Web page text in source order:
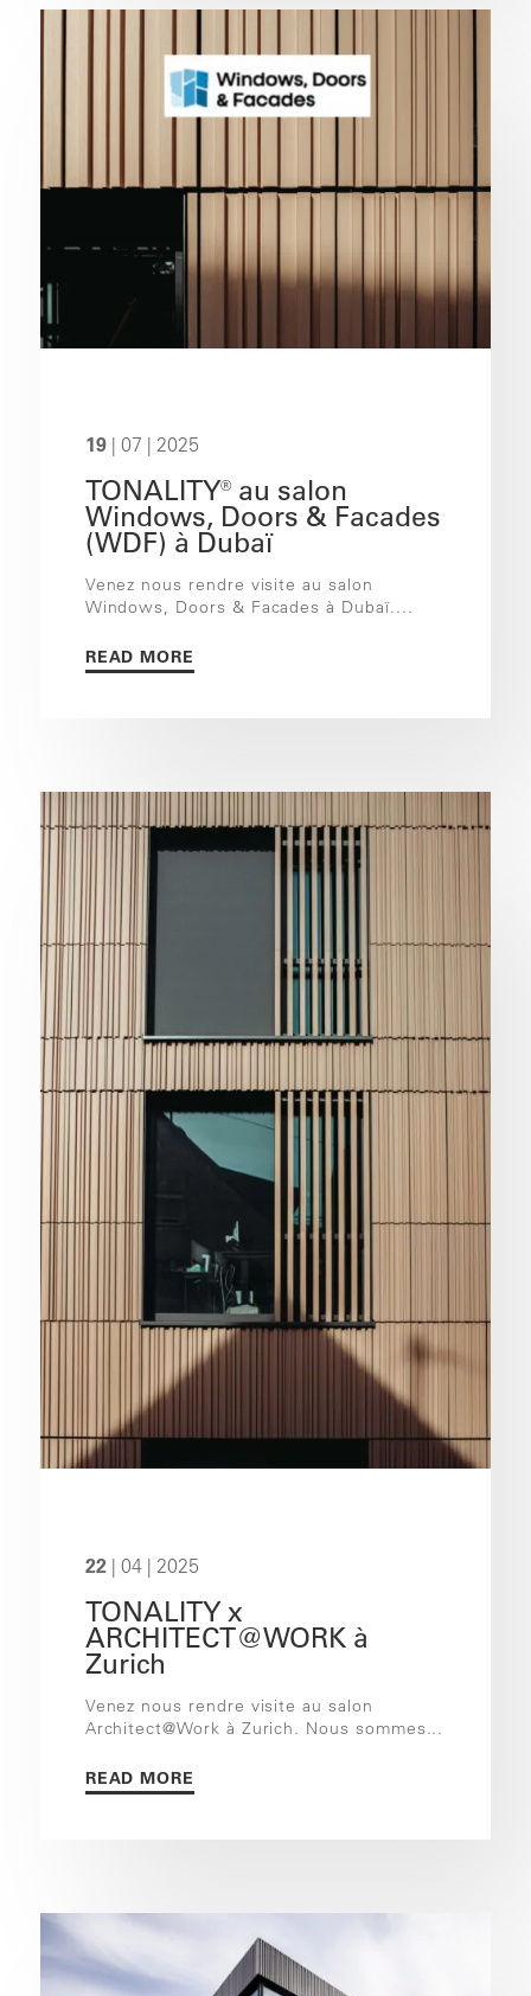
19| 07 | 2025
TONALITY® au salon
Windows, Doors & Facades
(WDF) à Dubaï
Venez nous rendre visite au salon
Windows, Doors & Facades à Dubaï....
READ MORE
22| 04 | 2025
TONALITY x
ARCHITECT@WORK à
Zurich
Venez nous rendre visite au salon
Architect@Work à Zurich. Nous sommes...
READ MORE